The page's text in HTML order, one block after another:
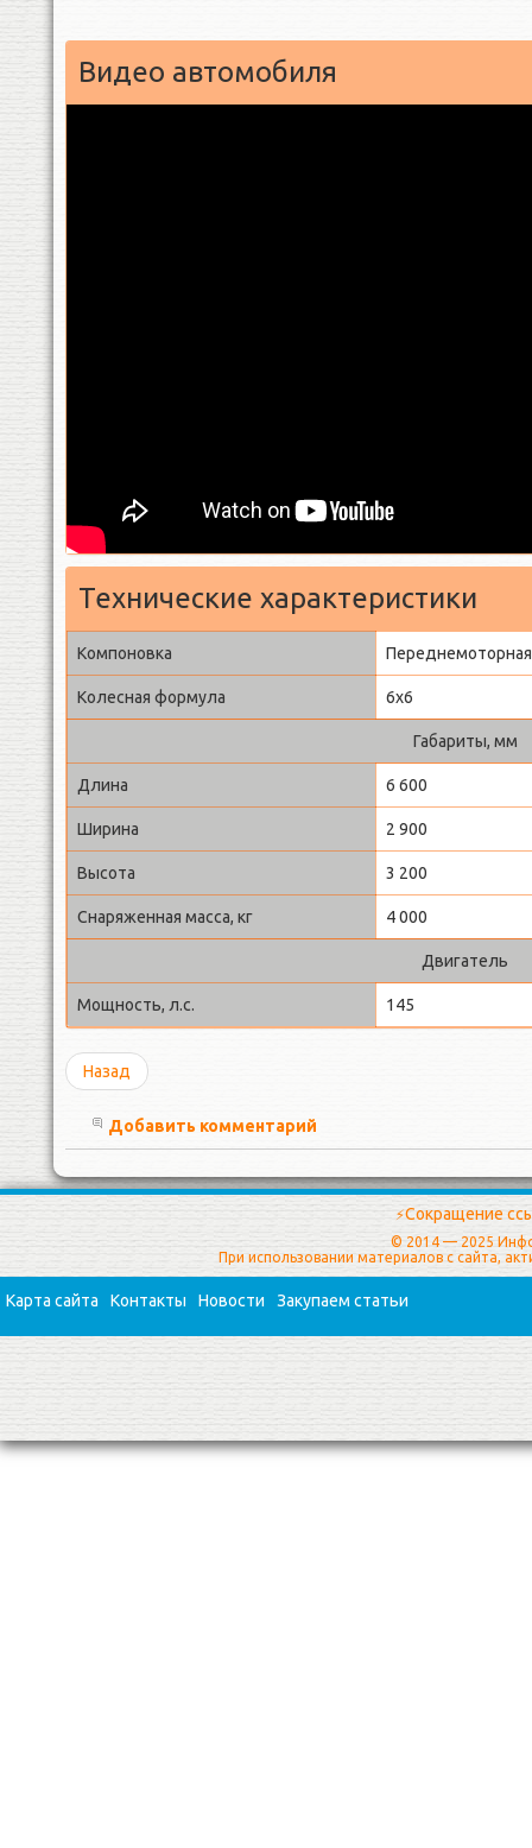
Видео автомобиля
Технические характеристики
Компоновка
Колесная формула 6x6
Габариты, мм
Длина 6 600
Ширина 2 900
Высота 3 200
Снаряженная масса, кг 4 000
Двигатель
Мощность, л.с. 145
Назад
Добавить комментарий
⚡Сокращение
© 2014 — 2025
При использовании материалов с сайта,
Карта сайта Контакты Новости Закупаем статьи